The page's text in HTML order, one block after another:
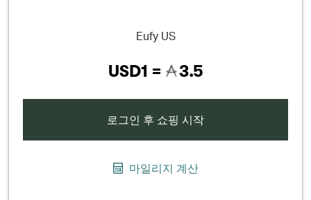
Eufy US
USD1 = 3.5
로그인 후 쇼핑 시작
마일리지 계산